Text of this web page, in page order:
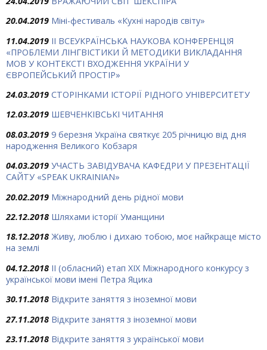
20.04.2019 Міні-фестиваль «Кухні народів світу»
11.04.2019 ІІ ВСЕУКРАЇНСЬКА НАУКОВА КОНФЕРЕНЦІЯ
«ПРОБЛЕМИ ЛІНГВІСТИКИ Й МЕТОДИКИ ВИКЛАДАННЯ
МОВ У КОНТЕКСТІ ВХОДЖЕННЯ УКРАЇНИ У
ЄВРОПЕЙСЬКИЙ ПРОСТІР»
24.03.2019 СТОРІНКАМИ ІСТОРІЇ РІДНОГО УНІВЕРСИТЕТУ
12.03.2019 ШЕВЧЕНКІВСЬКІ ЧИТАННЯ
08.03.2019 9 березня Україна святкує 205 річницю від дня
народження Великого Кобзаря
04.03.2019 УЧАСТЬ ЗАВІДУВАЧА КАФЕДРИ У ПРЕЗЕНТАЦІЇ
САЙТУ «SPEAK UKRAINIAN»
20.02.2019 Міжнародний день рідної мови
22.12.2018 Шляхами історії Уманщини
18.12.2018 Живу, люблю і дихаю тобою, моє найкраще місто
на землі
04.12.2018 ІІ (обласний) етап ХІХ Міжнародного конкурсу з
української мови імені Петра Яцика
30.11.2018 Відкрите заняття з іноземної мови
27.11.2018 Відкрите заняття з іноземної мови
23.11.2018 Відкрите заняття з української мови